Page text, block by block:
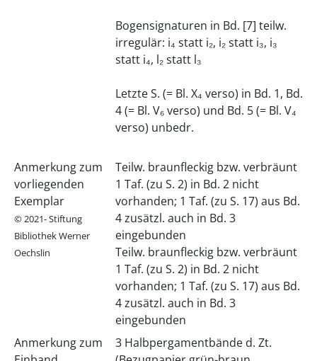
Bogensignaturen in Bd. [7] teilw.
irregulär: i₄ statt i₂, i₂ statt i₃, i₃
statt i₄, l₂ statt l₃
Letzte S. (= Bl. X₄ verso) in Bd. 1, Bd.
4 (= Bl. V₆ verso) und Bd. 5 (= Bl. V₄
verso) unbedr.
Anmerkung zum
vorliegenden
Exemplar
© 2021- Stiftung
Bibliothek Werner
Oechslin
Teilw. braunfleckig bzw. verbräunt
1 Taf. (zu S. 2) in Bd. 2 nicht
vorhanden; 1 Taf. (zu S. 17) aus Bd.
4 zusätzl. auch in Bd. 3
eingebunden
Teilw. braunfleckig bzw. verbräunt
1 Taf. (zu S. 2) in Bd. 2 nicht
vorhanden; 1 Taf. (zu S. 17) aus Bd.
4 zusätzl. auch in Bd. 3
eingebunden
Anmerkung zum
3 Halbpergamentbände d. Zt.